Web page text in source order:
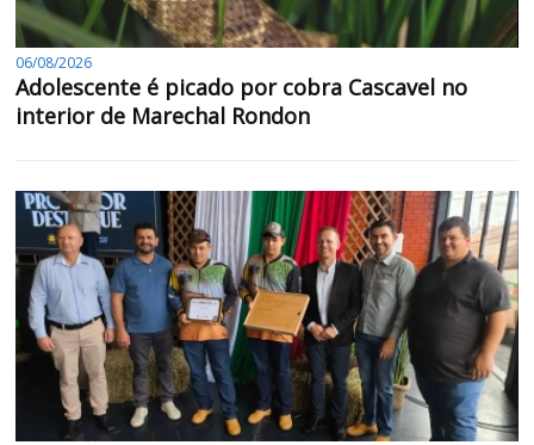
06/08/2026
Adolescente é picado por cobra Cascavel no
interior de Marechal Rondon